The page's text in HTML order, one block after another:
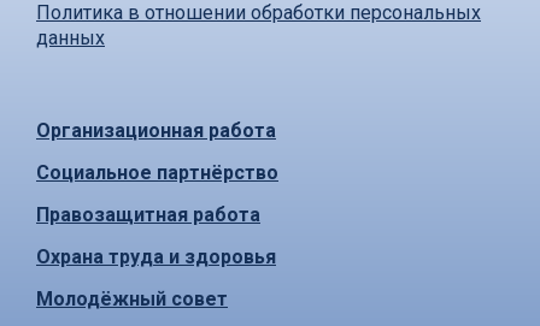
Политика в отношении обработки персональных
данных
Организационная работа
Социальное партнёрство
Правозащитная работа
Охрана труда и здоровья
Молодёжный совет